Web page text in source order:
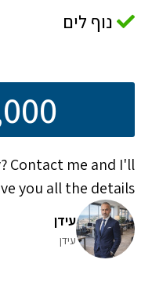
נוף לים
Contact me and I'll
you all the details!
עידן
עידן